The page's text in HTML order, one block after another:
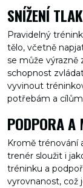
SNÍŽENÍ
Pravidelný
tělo, včetně
se může výrazně
schopnost
vyvinout
potřebám a
PODPORA A
Kromě trénování
trenér sloužit i
tréninku a
vyrovnanost, což